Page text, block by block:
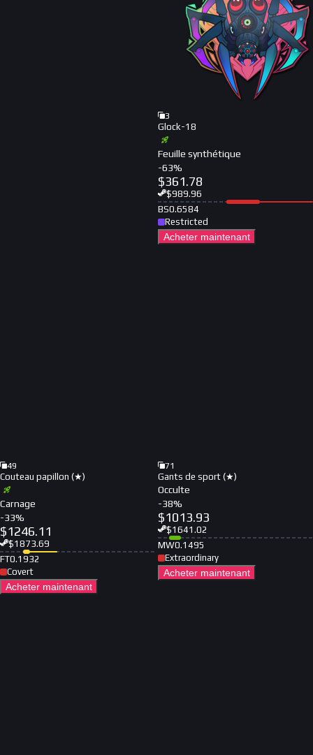
3
Glock-18
Feuille synthétique
-63%
$361.78
$989.96
BS0.6584
Restricted
Acheter maintenant
49
Couteau papillon (★)
Carnage
-33%
$1246.11
$1873.69
FT0.1932
Covert
Acheter maintenant
71
Gants de sport (★)
Occulte
-38%
$1013.93
$1641.02
MW0.1495
Extraordinary
Acheter maintenant